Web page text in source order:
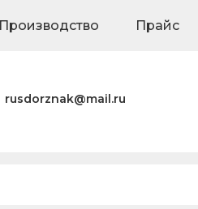
Производство Прайс
rusdorznak@mail.ru